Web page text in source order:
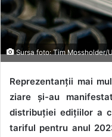
Sursa foto: Tim Mossholder/
Reprezentanții mai
ziare și-au
distribuției edițiilor a
tariful pentru anul